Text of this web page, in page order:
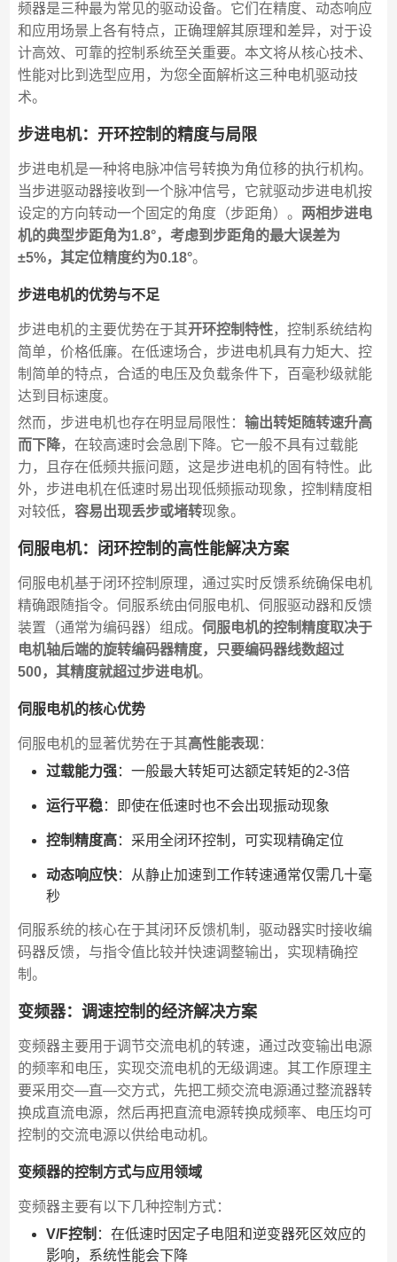
频器是三种最为常见的驱动设备。它们在精度、动态响应
和应用场景上各有特点，正确理解其原理和差异，对于设
计高效、可靠的控制系统至关重要。本文将从核心技术、
性能对比到选型应用，为您全面解析这三种电机驱动技
术。
步进电机：开环控制的精度与局限
步进电机是一种将电脉冲信号转换为角位移的执行机构。
当步进驱动器接收到一个脉冲信号，它就驱动步进电机按
设定的方向转动一个固定的角度（步距角）。 两相步进电
机的典型步距角为1.8°，考虑到步距角的最大误差为
±5%，其定位精度约为0.18°。
步进电机的优势与不足
步进电机的主要优势在于其开环控制特性，控制系统结构
简单，价格低廉。在低速场合，步进电机具有力矩大、控
制简单的特点，合适的电压及负载条件下，百毫秒级就能
达到目标速度。
然而，步进电机也存在明显局限性： 输出转矩随转速升高
而下降，在较高速时会急剧下降。它一般不具有过载能
力，且存在低频共振问题，这是步进电机的固有特性。此
外，步进电机在低速时易出现低频振动现象，控制精度相
对较低， 容易出现丢步或堵转现象。
伺服电机：闭环控制的高性能解决方案
伺服电机基于闭环控制原理，通过实时反馈系统确保电机
精确跟随指令。伺服系统由伺服电机、伺服驱动器和反馈
装置（通常为编码器）组成。 伺服电机的控制精度取决于
电机轴后端的旋转编码器精度，只要编码器线数超过
500，其精度就超过步进电机。
伺服电机的核心优势
伺服电机的显著优势在于其高性能表现：
过载能力强：一般最大转矩可达额定转矩的2-3倍
运行平稳：即使在低速时也不会出现振动现象
控制精度高：采用全闭环控制，可实现精确定位
动态响应快：从静止加速到工作转速通常仅需几十毫
秒
伺服系统的核心在于其闭环反馈机制，驱动器实时接收编
码器反馈，与指令值比较并快速调整输出，实现精确控
制。
变频器：调速控制的经济解决方案
变频器主要用于调节交流电机的转速，通过改变输出电源
的频率和电压，实现交流电机的无级调速。其工作原理主
要采用交—直—交方式，先把工频交流电源通过整流器转
换成直流电源，然后再把直流电源转换成频率、电压均可
控制的交流电源以供给电动机。
变频器的控制方式与应用领域
变频器主要有以下几种控制方式：
V/F控制 ：在低速时因定子电阻和逆变器死区效应的
影响，系统性能会下降